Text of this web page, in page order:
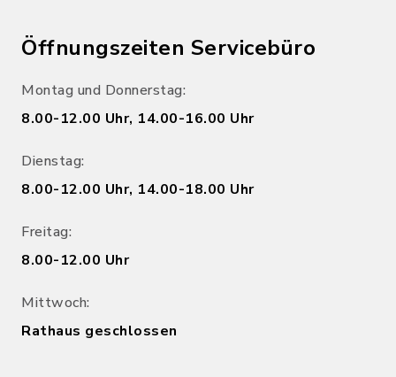
Öffnungszeiten Servicebüro
Montag und Donnerstag:
8.00-12.00 Uhr, 14.00-16.00 Uhr
Dienstag:
8.00-12.00 Uhr, 14.00-18.00 Uhr
Freitag:
8.00-12.00 Uhr
Mittwoch:
Rathaus geschlossen